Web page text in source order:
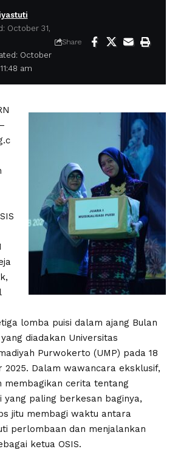
October
am
October 31,
Share
lomba puisi dalam ajang Bulan
diadakan Universitas
Purwokerto (UMP) pada 18
2025. Dalam wawancara eksklusif,
membagikan cerita tentang
yang paling berkesan baginya,
jitu membagi waktu antara
perlombaan dan menjalankan
ketua OSIS.